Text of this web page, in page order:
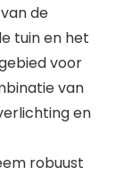
de
tuin en het
voor
van
en
robuust